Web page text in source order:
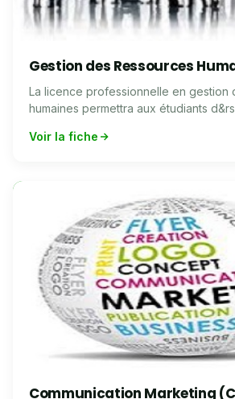
Gestion des Ressources
La licence professionnelle en gestion
humaines permettra aux étudiants
Voir la fiche
Communication Marketing